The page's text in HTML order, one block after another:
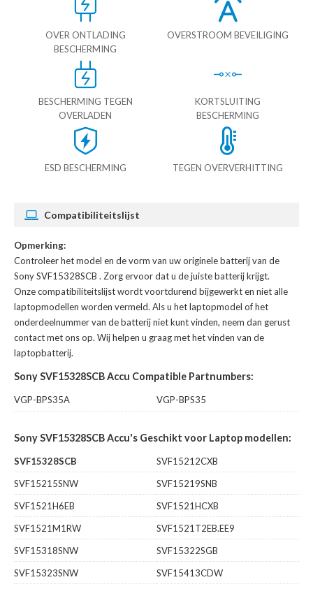
OVER ONTLADING
BESCHERMING
OVERSTROOM BEVEILIGING
BESCHERMING TEGEN
OVERLADEN
KORTSLUITING
BESCHERMING
ESD BESCHERMING TEGEN OVERVERHITTING
Compatibiliteitslijst
Opmerking:
Controleer het model en de vorm van uw originele batterij van de
Sony SVF15328SCB . Zorg ervoor dat u de juiste batterij krijgt.
Onze compatibiliteitslijst wordt voortdurend bijgewerkt en niet alle
laptopmodellen worden vermeld. Als u het laptopmodel of het
onderdeelnummer van de batterij niet kunt vinden, neem dan gerust
contact met ons op. Wij helpen u graag met het vinden van de
laptopbatterij.
Sony SVF15328SCB Accu Compatible Partnumbers:
VGP-BPS35A VGP-BPS35
Sony SVF15328SCB Accu's Geschikt voor Laptop modellen:
SVF15328SCB
SVF15212CXB
SVF15215SNW
SVF15219SNB
SVF1521H6EB
SVF1521HCXB
SVF1521M1RW
SVF1521T2EB.EE9
SVF15318SNW
SVF15322SGB
SVF15323SNW
SVF15413CDW